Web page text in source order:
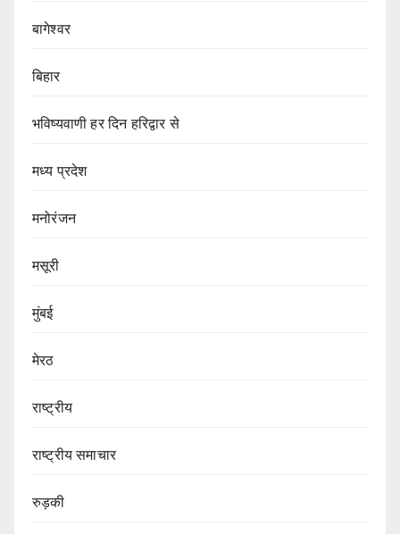
बागेश्वर
बिहार
भविष्यवाणी हर दिन हरिद्वार से
मध्य प्रदेश
मनोरंजन
मसूरी
मुंबई
मेरठ
राष्ट्रीय
राष्ट्रीय समाचार
रुड़की